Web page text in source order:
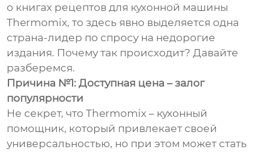
о книгах рецептов для кухонной машины
Thermomix, то здесь явно выделяется одна
страна-лидер по спросу на недорогие
издания. Почему так происходит? Давайте
разберемся.
Причина №1: Доступная цена – залог
популярности
Не секрет, что Thermomix – кухонный
помощник, который привлекает своей
универсальностью, но при этом может стать